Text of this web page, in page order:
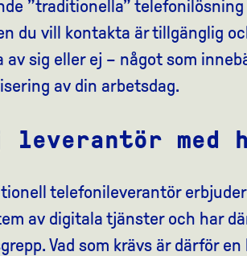
”traditionella” telefonilösning
du vill kontakta är tillgänglig
av sig eller ej – något som
av din arbetsdag.
leverantör med
telefonileverantör
av digitala tjänster och har
Vad som krävs är därför